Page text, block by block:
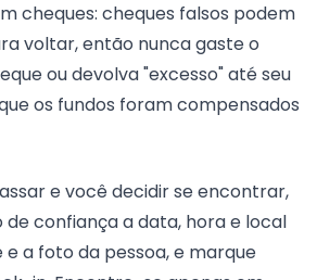
cheques: cheques falsos podem
voltar, então nunca gaste o
ou devolva "excesso" até seu
os fundos foram compensados
e você decidir se encontrar,
confiança a data, hora e local
a foto da pessoa, e marque